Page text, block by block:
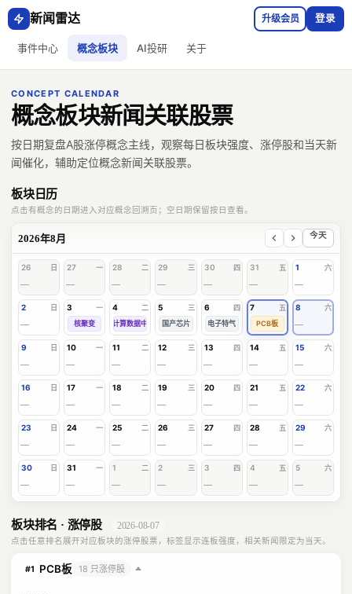
新闻雷达
事件中心 概念板块 AI投研 关于
升级会员 登录
CONCEPT CALENDAR
概念板块新闻关联股票
按日期复盘A股涨停概念主线，观察每日板块强度、涨停股和当天新
闻催化，辅助定位概念新闻关联股票。
板块日历
点击有概念的日期进入对应概念回溯页；空日期保留按日查看。
今天
2026年8月
26 日
—
27 一
—
28 二
—
29 三
—
30 四
—
31 五
—
1 六
—
2 日
—
3 一 4 二 5 三 6 四 7 五 8 六
—
9 日
—
10 一
—
11 二
—
12 三
—
13 四
—
14 五
—
15 六
—
16 日
—
17 一
—
18 二
—
19 三
—
20 四
—
21 五
—
22 六
—
23 日
—
24 一
—
25 二
—
26 三
—
27 四
—
28 五
—
29 六
—
30 日
—
31 一
—
1 二
—
2 三
—
3 四
—
4 五
—
5 六
—
核聚变 云计算数据中心 国产芯片 电子特气 PCB板
板块排名 · 涨停股 2026-08-07
点击任意排名展开对应板块的涨停股票，标签显示连板强度，相关新闻限定为当天。
#1 PCB板 18 只涨停股